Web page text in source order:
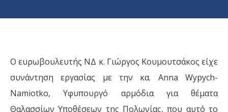
Ο ευρωβουλευτής ΝΔ κ. Γιώργος Κουμουτσάκος είχε
συνάντηση εργασίας με την κα. Anna Wypych-
Namiotko, Υφυπουργό αρμόδια για θέματα
Θαλασσίων Υποθέσεων της Πολωνίας, που αυτό το